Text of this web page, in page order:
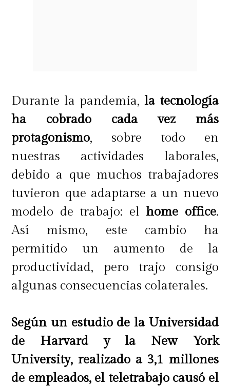
Durante la pandemia, la tecnología
ha cobrado cada vez más
protagonismo, sobre todo en
nuestras actividades laborales,
debido a que muchos trabajadores
tuvieron que adaptarse a un nuevo
modelo de trabajo: elhome office.
Así mismo, este cambio ha
permitido un aumento de la
productividad, pero trajo consigo
algunas consecuencias colaterales.
Según un estudio de la Universidad
de Harvard y la New York
University, realizado a 3,1 millones
de empleados, el teletrabajo causó el